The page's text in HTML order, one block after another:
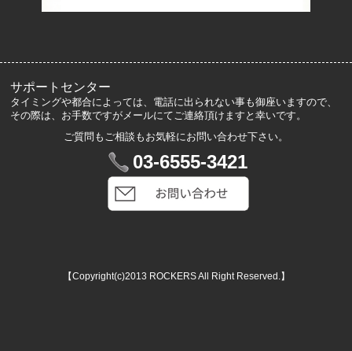
サポートセンター
タイミングや都合によっては、電話に出られない事も御座いますので、
その際は、お手数ですがメールにてご連絡頂けますと幸いです。
ご質問もご相談もお気軽にお問い合わせ下さい。
03-6555-3421
【Copyright(c)2013 ROCKERS All Right Reserved.】